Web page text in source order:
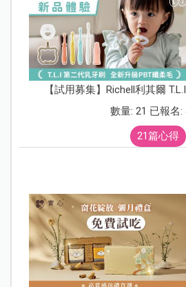
【試用募集】Richell利其爾
數量: 21 已報名:
21篇心得